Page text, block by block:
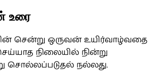
உரை
சென்று ஒருவன் உயிர்வாழ்வதை
நிலையில் நின்று
சொல்லப்படுதல் நல்லது.